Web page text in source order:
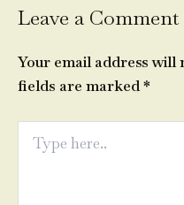
Leave a Comment
Your email address will
fields are marked*
here..